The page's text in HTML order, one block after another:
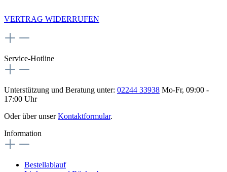
VERTRAG WIDERRUFEN
Service-Hotline
Unterstützung und Beratung unter: 02244 33938 Mo-Fr, 09:00 -
17:00 Uhr
Oder über unserKontaktformular.
Information
Bestellablauf